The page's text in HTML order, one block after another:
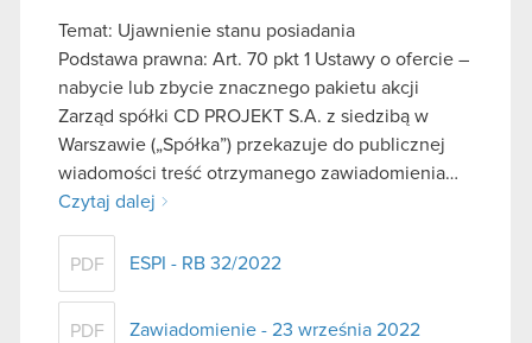
Temat: Ujawnienie stanu posiadania
Podstawa prawna: Art. 70 pkt 1 Ustawy o ofercie –
nabycie lub zbycie znacznego pakietu akcji
Zarząd spółki CD PROJEKT S.A. z siedzibą w
Warszawie („Spółka”) przekazuje do publicznej
wiadomości treść otrzymanego zawiadomienia…
Czytaj dalej
PDF ESPI - RB 32/2022
PDF Zawiadomienie - 23 września 2022